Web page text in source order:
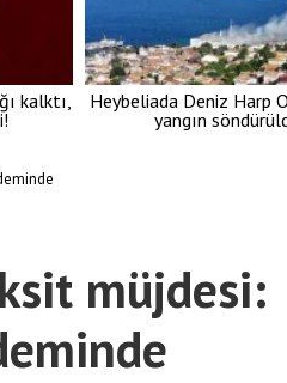
kalktı,
Heybeliada Deniz Harp
yangın
müjdesi: